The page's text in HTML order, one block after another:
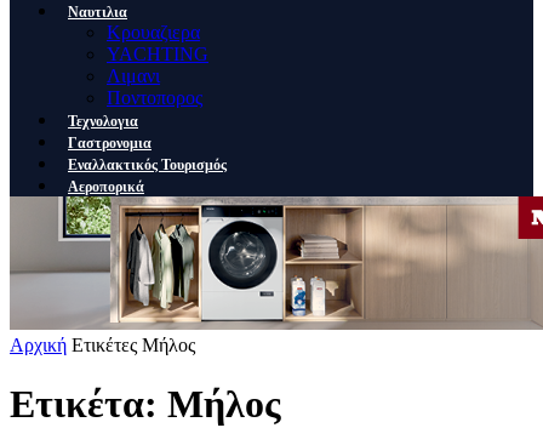
Ναυτιλια
Κρουαζιερα
YACHTING
Λιμανι
Ποντοπορος
Τεχνολογια
Γαστρονομια
Εναλλακτικός Τουρισμός
Αεροπορικά
Αρχική Ετικέτες Μήλος
Ετικέτα: Μήλος